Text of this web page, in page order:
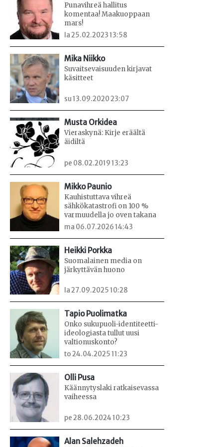
Punavihreä hallitus
komentaa! Maakuoppaan
mars!
la 25.02.2023 13:58
Mika Niikko
Suvaitsevaisuuden kirjavat
käsitteet
su 13.09.2020 23:07
Musta Orkidea
Vieraskynä: Kirje eräältä
äidiltä
pe 08.02.2019 13:23
Mikko Paunio
Kauhistuttava vihreä
sähkökatastrofi on 100 %
varmuudella jo oven takana
ma 06.07.2026 14:43
Heikki Porkka
Suomalainen media on
järkyttävän huono
la 27.09.2025 10:28
Tapio Puolimatka
Onko sukupuoli-identiteetti-
ideologiasta tullut uusi
valtionuskonto?
to 24.04.2025 11:23
Olli Pusa
Käännytyslaki ratkaisevassa
vaiheessa
pe 28.06.2024 10:23
Alan Salehzadeh